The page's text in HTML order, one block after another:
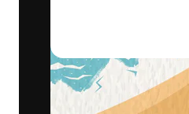
Copyright © 2010-